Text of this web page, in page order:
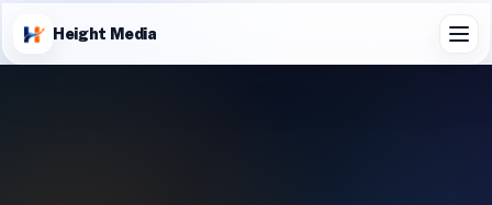
Height Media